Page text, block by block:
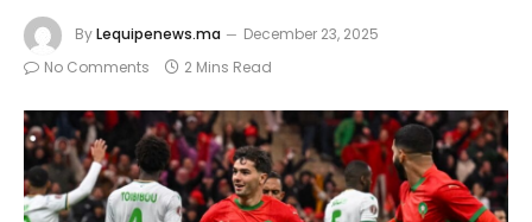
ByLequipenews.ma
December 23, 2025
No Comments
2 Mins Read